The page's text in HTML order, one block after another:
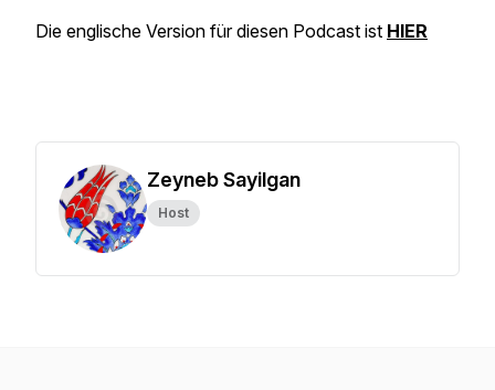
Die englische Version für diesen Podcast ist HIER
Zeyneb Sayilgan
Host